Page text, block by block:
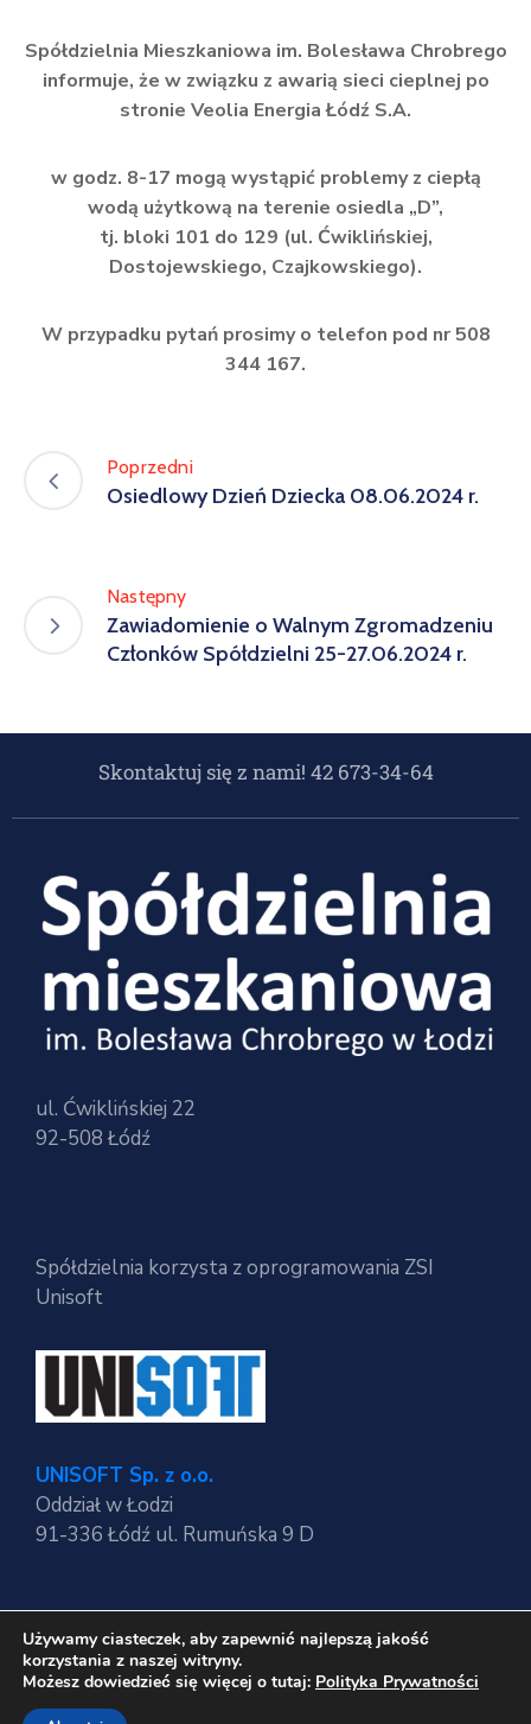
Spółdzielnia Mieszkaniowa im. Bolesława Chrobrego
informuje, że w związku z awarią sieci cieplnej po
stronie Veolia Energia Łódź S.A.
w godz. 8-17 mogą wystąpić problemy z ciepłą
wodą użytkową na terenie osiedla „D”,
tj. bloki 101 do 129 (ul. Ćwiklińskiej,
Dostojewskiego, Czajkowskiego).
W przypadku pytań prosimy o telefon pod nr 508
344 167.
Poprzedni
Osiedlowy Dzień Dziecka 08.06.2024 r.
Następny
Zawiadomienie o Walnym Zgromadzeniu
Członków Spółdzielni 25-27.06.2024 r.
Skontaktuj się z nami! 42 673-34-64
ul. Ćwiklińskiej 22
92-508 Łódź
Spółdzielnia korzysta z oprogramowania ZSI
Unisoft
UNISOFT Sp. z o.o.
Oddział w Łodzi
91-336 Łódź ul. Rumuńska 9 D
Regulaminy strony
Polityka Prywatności
Używamy ciasteczek, aby zapewnić najlepszą jakość
korzystania z naszej witryny.
Możesz dowiedzieć się więcej o tutaj: Polityka Prywatności